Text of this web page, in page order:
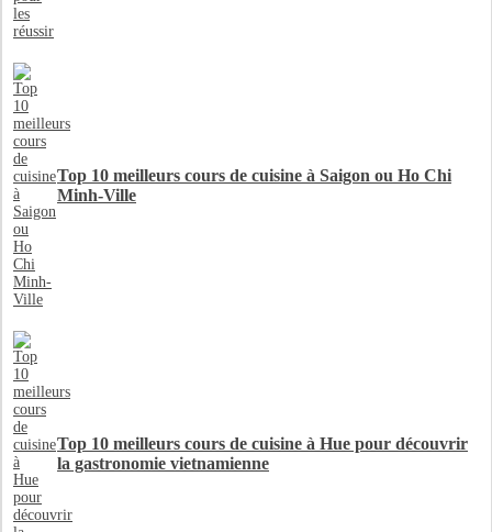
Top 10 meilleurs cours de cuisine à Saigon ou Ho Chi
Minh-Ville
Top 10 meilleurs cours de cuisine à Hue pour découvrir
la gastronomie vietnamienne